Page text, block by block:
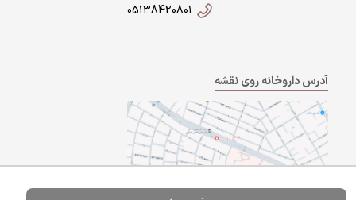
05138420801
آدرس داروخانه روی نقشه